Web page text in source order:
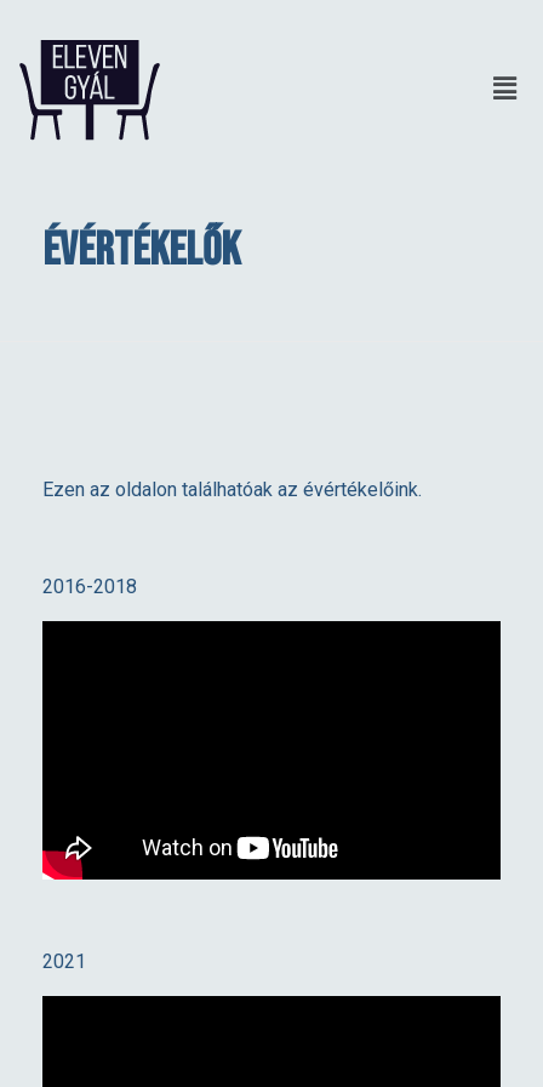
Évértékelők
Ezen az oldalon találhatóak az évértékelőink.
2016-2018
2021